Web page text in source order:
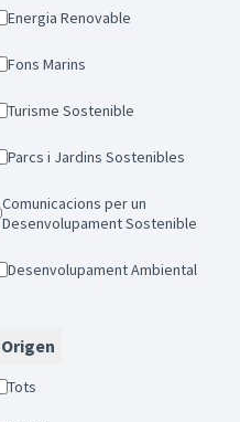
Energia Renovable
Fons Marins
Turisme Sostenible
Parcs i Jardins Sostenibles
Comunicacions per un
Desenvolupament Sostenible
Desenvolupament Ambiental
Origen
Tots